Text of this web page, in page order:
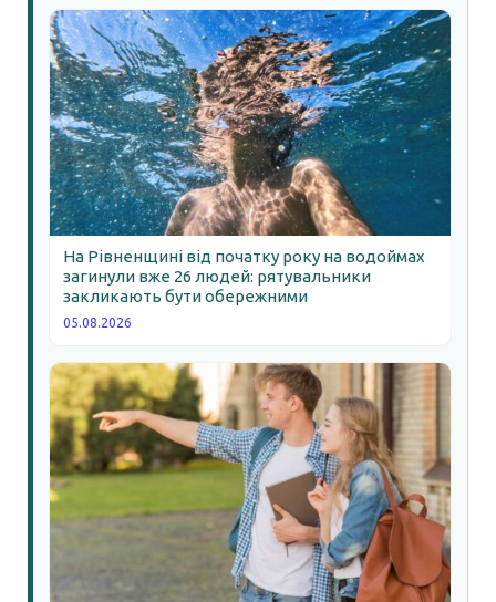
На Рівненщині від початку року на водоймах
загинули вже 26 людей: рятувальники
закликають бути обережними
05.08.2026